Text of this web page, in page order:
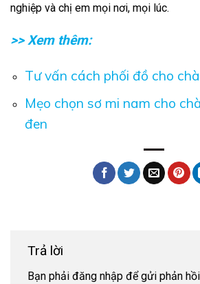
nghiệp và chị em mọi nơi, mọi lúc.
>> Xem thêm:
Tư vấn cách phối đồ cho
Mẹo chọn sơ mi nam cho
đen
Trả lời
Bạn phải đăng nhập để gửi phản